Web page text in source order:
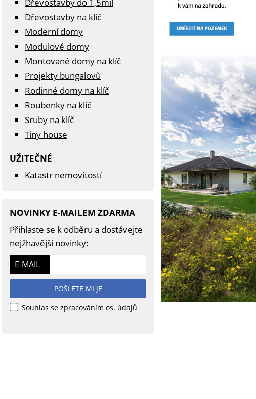
Dřevostavby na klíč
Moderní domy
Modulové domy
Montované domy na klíč
Projekty bungalovů
Rodinné domy na klíč
Roubenky na klíč
Sruby na klíč
Tiny house
UŽITEČNÉ
Katastr nemovitostí
NOVINKY E-MAILEM ZDARMA
Přihlaste se k odběru a dostávejte
nejžhavější novinky:
E-MAIL
POŠLETE MI JE
Souhlas se zpracováním os. údajů